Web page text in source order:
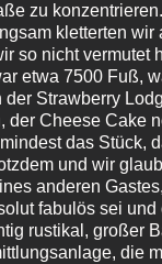
zu
kletterten wir
so nicht vermutet
etwa 7500 Fuß,
der Strawberry
der Cheese Cake
das Stück,
und wir
anderen
fabulös sei und
rustikal, großer
die